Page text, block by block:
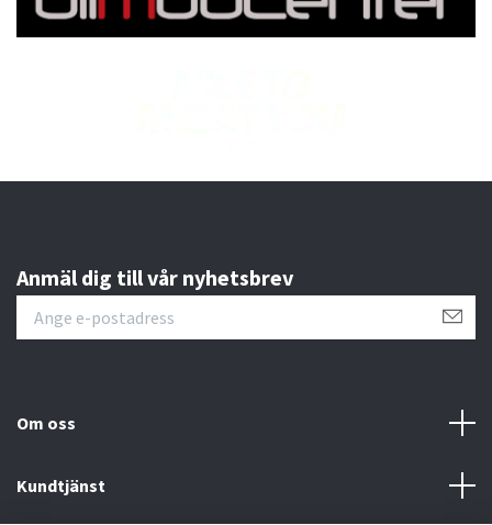
Anmäl dig till vår nyhetsbrev
Om oss
Kundtjänst